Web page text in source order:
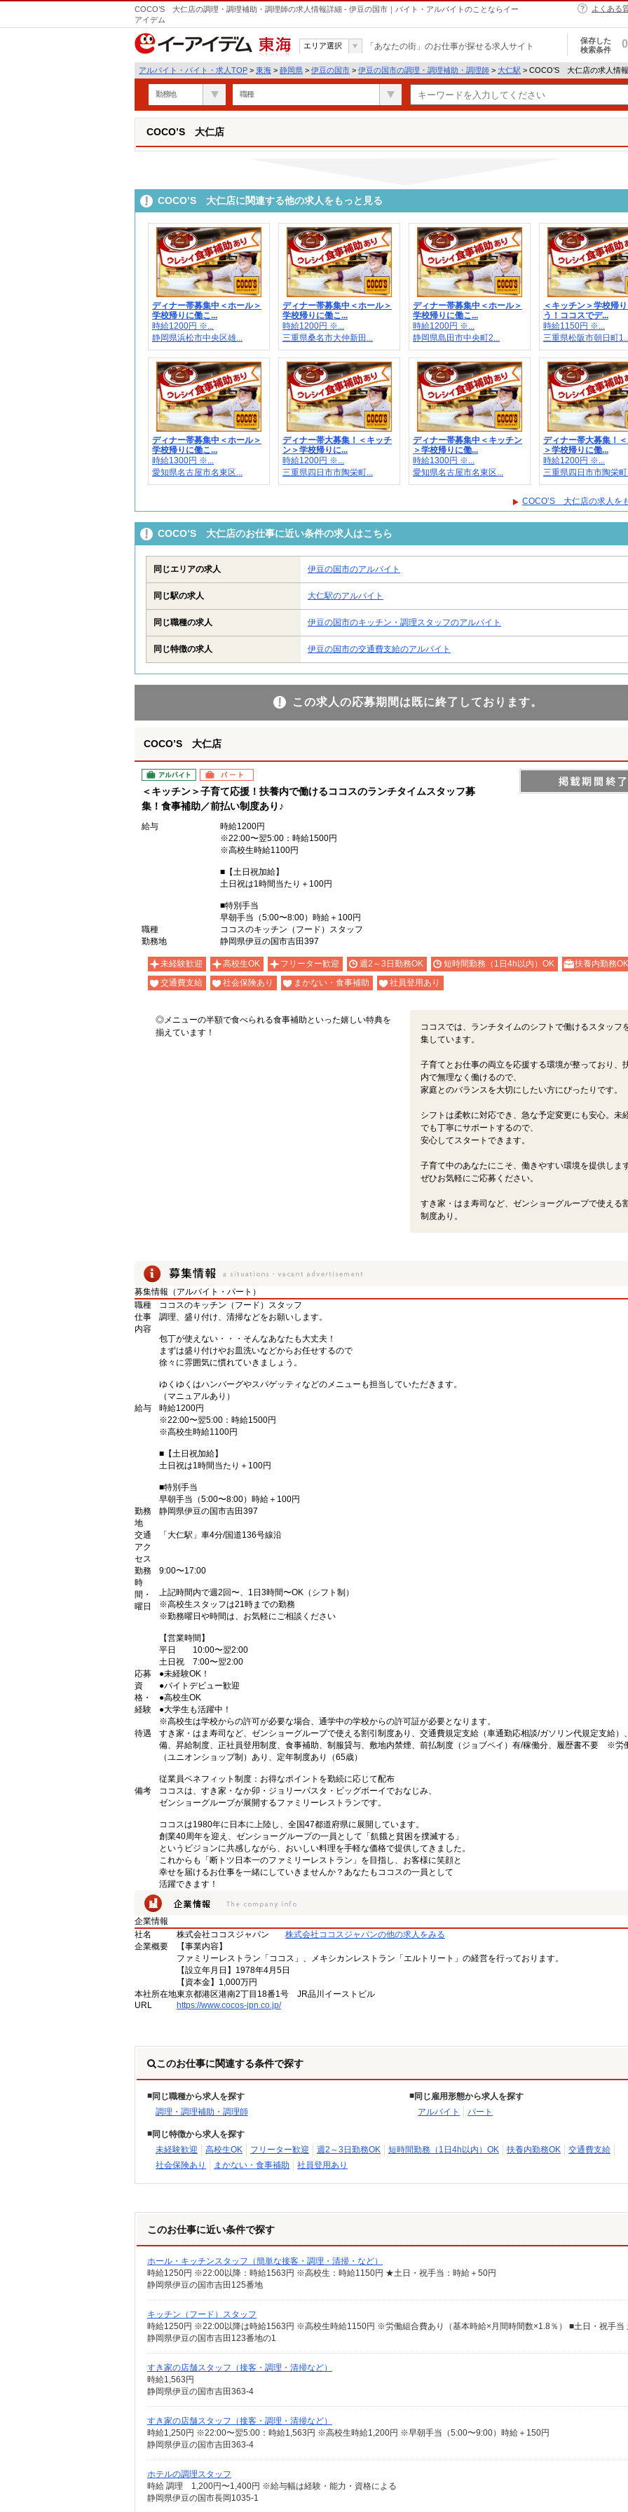
COCO’S 大仁店の調理・調理補助・調理師の求人情報詳細 - 伊豆の国市｜バイト・アルバイトのことならイー
アイデム
よくある
東海
エリア選択 「あなたの街」のお仕事が探せる求人サイト
保存した
検索条件
0
アルバイト・バイト・求人TOP > 東海 > 静岡県 > 伊豆の国市 > 伊豆の国市の調理・調理補助・調理師 > 大仁駅 > COCO’S 大仁店の求人情
勤務地 職種
COCO’S 大仁店
COCO’S 大仁店に関連する他の求人をもっと見る
ディナー帯募集中＜ホール＞
学校帰りに働こ...
時給1200円 ※...
静岡県浜松市中央区雄...
ディナー帯募集中＜ホール＞
学校帰りに働こ...
時給1200円 ※...
三重県桑名市大仲新田...
ディナー帯募集中＜ホール＞
学校帰りに働こ...
時給1200円 ※...
静岡県島田市中央町2...
＜キッチン＞学校帰
う！ココスでデ...
時給1150円 ※...
三重県松阪市朝日町
ディナー帯募集中＜ホール＞
学校帰りに働こ...
時給1300円 ※...
愛知県名古屋市名東区...
ディナー帯大募集！＜キッチ
ン＞学校帰りに...
時給1200円 ※...
三重県四日市市陶栄町...
ディナー帯募集中＜キッチン
＞学校帰りに働...
時給1300円 ※...
愛知県名古屋市名東区...
ディナー帯大募集！
＞学校帰りに働...
時給1200円 ※...
三重県四日市市陶栄
COCO’S 大仁店の求人を
COCO’S 大仁店のお仕事に近い条件の求人はこちら
同じエリアの求人 伊豆の国市のアルバイト
同じ駅の求人 大仁駅のアルバイト
同じ職種の求人 伊豆の国市のキッチン・調理スタッフのアルバイト
同じ特徴の求人 伊豆の国市の交通費支給のアルバイト
この求人の応募期間は既に終了しております。
COCO’S 大仁店
アルバイト パート
＜キッチン＞子育て応援！扶養内で働けるココスのランチタイムスタッフ募
集！食事補助／前払い制度あり♪
給与
時給1200円
※22:00〜翌5:00：時給1500円
※高校生時給1100円
■【土日祝加給】
土日祝は1時間当たり＋100円
■特別手当
早朝手当（5:00〜8:00）時給＋100円
職種
ココスのキッチン（フード）スタッフ
勤務地
静岡県伊豆の国市吉田397
未経験歓迎 高校生OK フリーター歓迎 週2～3日勤務OK 短時間勤務（1日4h以内）OK
扶養内勤務OK
交通費支給
社会保険あり まかない・食事補助 社員登用あり
◎メニューの半額で食べられる食事補助といった嬉しい特典を
揃えています！
ココスでは、ランチタイムのシフトで働けるスタッフ
集しています。
子育てとお仕事の両立を応援する環境が整っており、
内で無理なく働けるので、
家庭とのバランスを大切にしたい方にぴったりです。
シフトは柔軟に対応でき、急な予定変更にも安心。未
でも丁寧にサポートするので、
安心してスタートできます。
子育て中のあなたにこそ、働きやすい環境を提供しま
ぜひお気軽にご応募ください。
すき家・はま寿司など、ゼンショーグループで使える
制度あり。
募集情報（アルバイト・パート）
職種
ココスのキッチン（フード）スタッフ
仕事
内容
調理、盛り付け、清掃などをお願いします。
包丁が使えない・・・そんなあなたも大丈夫！
まずは盛り付けやお皿洗いなどからお任せするので
徐々に雰囲気に慣れていきましょう。
ゆくゆくはハンバーグやスパゲッティなどのメニューも担当していただきます。
（マニュアルあり）
給与
時給1200円
※22:00〜翌5:00：時給1500円
※高校生時給1100円
■【土日祝加給】
土日祝は1時間当たり＋100円
■特別手当
早朝手当（5:00〜8:00）時給＋100円
勤務
地
静岡県伊豆の国市吉田397
交通
アク
セス
「大仁駅」車4分/国道136号線沿
勤務
時
間・
曜日
9:00〜17:00
上記時間内で週2回〜、1日3時間〜OK（シフト制）
※高校生スタッフは21時までの勤務
※勤務曜日や時間は、お気軽にご相談ください
【営業時間】
平日 10:00〜翌2:00
土日祝 7:00〜翌2:00
応募
資
格・
経験
●未経験OK！
●バイトデビュー歓迎
●高校生OK
●大学生も活躍中！
※高校生は学校からの許可が必要な場合、通学中の学校からの許可証が必要となります。
待遇
すき家・はま寿司など、ゼンショーグループで使える割引制度あり、交通費規定支給（車通勤応相談/ガソリン代規定支給）
備、昇給制度、正社員登用制度、食事補助、制服貸与、敷地内禁煙、前払制度（ジョブペイ）有/稼働分、履歴書不要 ※労
（ユニオンショップ制）あり、定年制度あり（65歳）
従業員ベネフィット制度：お得なポイントを勤続に応じて配布
備考
ココスは、すき家・なか卯・ジョリーパスタ・ビッグボーイでおなじみ、
ゼンショーグループが展開するファミリーレストランです。
ココスは1980年に日本に上陸し、全国47都道府県に展開しています。
創業40周年を迎え、ゼンショーグループの一員として「飢餓と貧困を撲滅する」
というビジョンに共感しながら、おいしい料理を手軽な価格で提供してきました。
これからも「断トツ日本一のファミリーレストラン」を目指し、お客様に笑顔と
幸せを届けるお仕事を一緒にしていきませんか？あなたもココスの一員として
活躍できます！
企業情報
社名
株式会社ココスジャパン
株式会社ココスジャパンの他の求人をみる
企業概要
【事業内容】
ファミリーレストラン「ココス」、メキシカンレストラン「エルトリート」の経営を行っております。
【設立年月日】1978年4月5日
【資本金】1,000万円
本社所在地東京都港区港南2丁目18番1号 JR品川イーストビル
URL
https://www.cocos-jpn.co.jp/
このお仕事に関連する条件で探す
同じ職種から求人を探す
調理・調理補助・調理師
同じ雇用形態から求人を探す
アルバイト
パート
同じ特徴から求人を探す
未経験歓迎
高校生OK フリーター歓迎 週2～3日勤務OK 短時間勤務（1日4h以内）OK 扶養内勤務OK
交通費支給
社会保険あり
まかない・食事補助 社員登用あり
このお仕事に近い条件で探す
ホール・キッチンスタッフ（簡単な接客・調理・清掃・など）
時給1250円 ※22:00以降：時給1563円 ※高校生：時給1150円 ★土日・祝手当：時給＋50円
静岡県伊豆の国市吉田125番地
キッチン（フード）スタッフ
静岡県伊豆の国市吉田123番地の1
すき家の店舗スタッフ（接客・調理・清掃など）
時給1,563円
静岡県伊豆の国市吉田363-4
すき家の店舗スタッフ（接客・調理・清掃など）
時給1,250円 ※22:00〜翌5:00：時給1,563円 ※高校生時給1,200円 ※早朝手当（5:00〜9:00）時給＋150円
静岡県伊豆の国市吉田363-4
ホテルの調理スタッフ
時給 調理 1,200円〜1,400円 ※給与幅は経験・能力・資格による
静岡県伊豆の国市長岡1035-1